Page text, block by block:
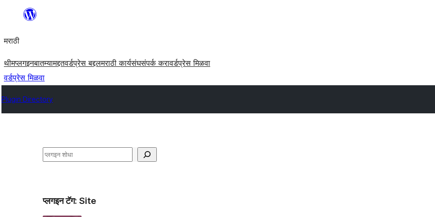
सामुग्रीवर
मराठी
थीमप्लगइनबातम्यामद्दतवर्डप्रेस बद्दलमराठी कार्यसंघसंपर्क करावर्डप्रेस मिळवा
वर्डप्रेस मिळवा
Plugin Directory
शोधा
प्लगइन टॅग: Site